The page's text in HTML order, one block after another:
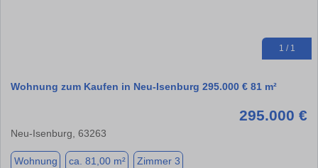
1 / 1
Wohnung zum Kaufen in Neu-Isenburg 295.000 € 81 m²
295.000 €
Neu-Isenburg, 63263
Wohnung ca. 81,00 m² Zimmer 3